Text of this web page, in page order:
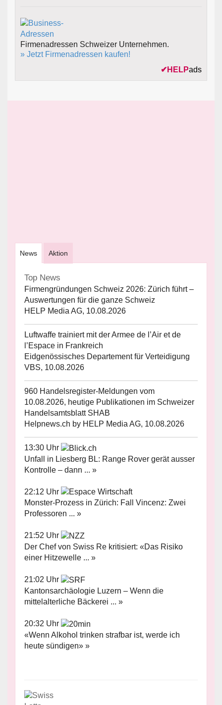
Firmenadressen Schweizer Unternehmen.
» Jetzt Firmenadressen kaufen!
✔ HELPads
News Aktion
Top News
Firmengründungen Schweiz 2026: Zürich führt –
Auswertungen für die ganze Schweiz
HELP Media AG, 10.08.2026
Luftwaffe trainiert mit der Armee de l’Air et de
l’Espace in Frankreich
Eidgenössisches Departement für Verteidigung
VBS, 10.08.2026
960 Handelsregister-Meldungen vom
10.08.2026, heutige Publikationen im Schweizer
Handelsamtsblatt SHAB
Helpnews.ch by HELP Media AG, 10.08.2026
13:30 Uhr
Unfall in Liesberg BL: Range Rover gerät ausser
Kontrolle – dann ... »
22:12 Uhr
Monster-Prozess in Zürich: Fall Vincenz: Zwei
Professoren ... »
21:52 Uhr
Der Chef von Swiss Re kritisiert: «Das Risiko
einer Hitzewelle ... »
21:02 Uhr
Kantonsarchäologie Luzern – Wenn die
mittelalterliche Bäckerei ... »
20:32 Uhr
«Wenn Alkohol trinken strafbar ist, werde ich
heute sündigen» »